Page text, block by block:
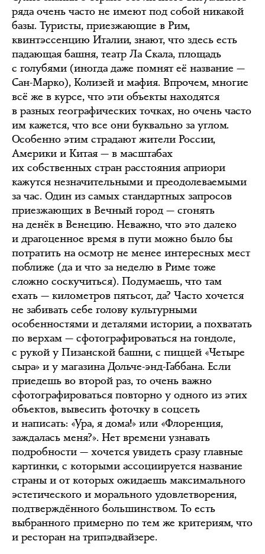
ряда очень часто не имеют под собой никакой
базы. Туристы, приезжающие в Рим,
квинтэссенцию Италии, знают, что здесь есть
падающая башня, театр Ла Скала, площадь
с голубями (иногда даже помнят её название —
Сан-Марко), Колизей и мафия. Впрочем, многие
всё же в курсе, что эти объекты находятся
в разных географических точках, но очень часто
им кажется, что все они буквально за углом.
Особенно этим страдают жители России,
Америки и Китая — в масштабах
их собственных стран расстояния априори
кажутся незначительными и преодолеваемыми
за час. Один из самых стандартных запросов
приезжающих в Вечный город — сгонять
на денёк в Венецию. Неважно, что это далеко
и драгоценное время в пути можно было бы
потратить на осмотр не менее интересных мест
поближе (да и что за неделю в Риме тоже
сложно соскучиться). Подумаешь, что там
ехать — километров пятьсот, да? Часто хочется
не забивать себе голову культурными
особенностями и деталями истории, а похватать
по верхам — сфотографироваться на гондоле,
с рукой у Пизанской башни, с пиццей «Четыре
сыра» и у магазина Дольче-энд-Габбана. Если
приедешь во второй раз, то очень важно
сфотографироваться повторно у одного из этих
объектов, вывесить фоточку в соцсеть
и написать: «Ура, я дома!» или «Флоренция,
заждалась меня?». Нет времени узнавать
подробности — хочется увидеть сразу главные
картинки, с которыми ассоциируется название
страны и от которых ожидаешь максимального
эстетического и морального удовлетворения,
подтверждённого большинством. То есть
выбранного примерно по тем же критериям, что
и ресторан на трипэдвайзере.